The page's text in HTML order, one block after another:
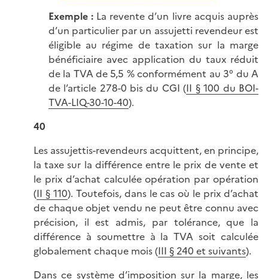
Exemple : La revente d’un livre acquis auprès
d’un particulier par un assujetti revendeur est
éligible au régime de taxation sur la marge
bénéficiaire avec application du taux réduit
de la TVA de 5,5 % conformément au 3° du A
de l’article 278-0 bis du CGI (II § 100 du BOI-
TVA-LIQ-30-10-40).
40
Les assujettis-revendeurs acquittent, en principe,
la taxe sur la différence entre le prix de vente et
le prix d’achat calculée opération par opération
(II § 110). Toutefois, dans le cas où le prix d’achat
de chaque objet vendu ne peut être connu avec
précision, il est admis, par tolérance, que la
différence à soumettre à la TVA soit calculée
globalement chaque mois (III § 240 et suivants).
Dans ce système d’imposition sur la marge, les